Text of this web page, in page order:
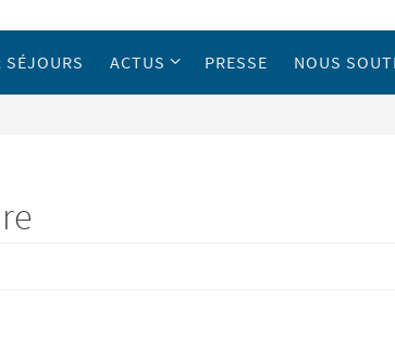
SÉJOURS ACTUS PRESSE NOUS